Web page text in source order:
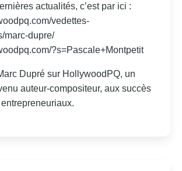
actualités, c’est par ici :
vedettes-
marc-dupre/
?s=Pascale+Montpetit
Dupré sur HollywoodPQ, un
auteur-compositeur, aux succès